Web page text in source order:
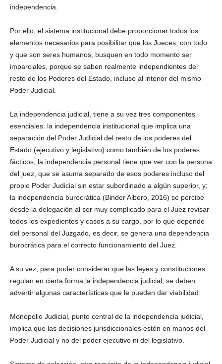
independencia.
Por ello, el sistema institucional debe proporcionar todos los
elementos necesarios para posibilitar que los Jueces, con todo
y que son seres humanos, busquen en todo momento ser
imparciales, porque se saben realmente independientes del
resto de los Poderes del Estado, incluso al interior del mismo
Poder Judicial.
La independencia judicial, tiene a su vez tres componentes
esenciales: la independencia institucional que implica una
separación del Poder Judicial del resto de los poderes del
Estado (ejecutivo y legislativo) como también de los poderes
fácticos; la independencia personal tiene que ver con la persona
del juez, que se asuma separado de esos poderes incluso del
propio Poder Judicial sin estar subordinado a algún superior, y;
la independencia burocrática (Binder Albero, 2016) se percibe
desde la delegación al ser muy complicado para el Juez revisar
todos los expedientes y casos a su cargo, por lo que depende
del personal del Juzgado, es decir, se genera una dependencia
burocrática para el correcto funcionamiento del Juez.
A su vez, para poder considerar que las leyes y constituciones
regulan en cierta forma la independencia judicial, se deben
advertir algunas características que le pueden dar viabilidad:
Monopolio Judicial, punto central de la independencia judicial,
implica que las decisiones jurisdiccionales estén en manos del
Poder Judicial y no del poder ejecutivo ni del legislativo.